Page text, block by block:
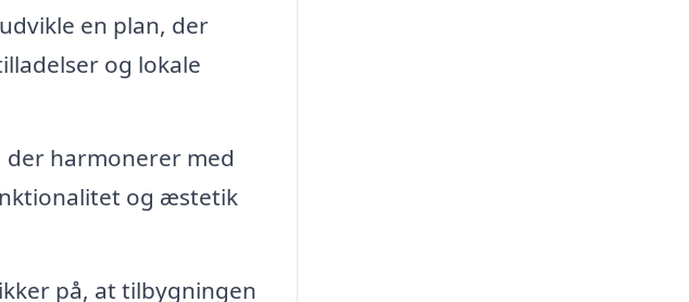
en plan, der
og lokale
der harmonerer med
og æstetik
på, at tilbygningen